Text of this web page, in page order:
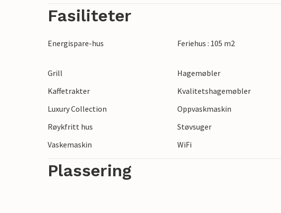
spaserturer langs kysten. Benytt anledningen til å
vindsurfing eller stand-up-padling, og utforsk den
sykkel, med sine milde sanddyner, grønne skoger og
Fasiliteter
Energispare-hus Feriehus : 105 m2
Grill
Hagemøbler
Kaffetrakter
Kvalitetshagemøbler
Luxury Collection
Oppvaskmaskin
Røykfritt hus
Støvsuger
Vaskemaskin
WiFi
Plassering